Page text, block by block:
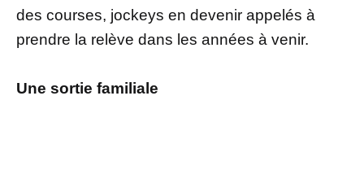
des courses, jockeys en devenir appelés à
prendre la relève dans les années à venir.
Une sortie familiale